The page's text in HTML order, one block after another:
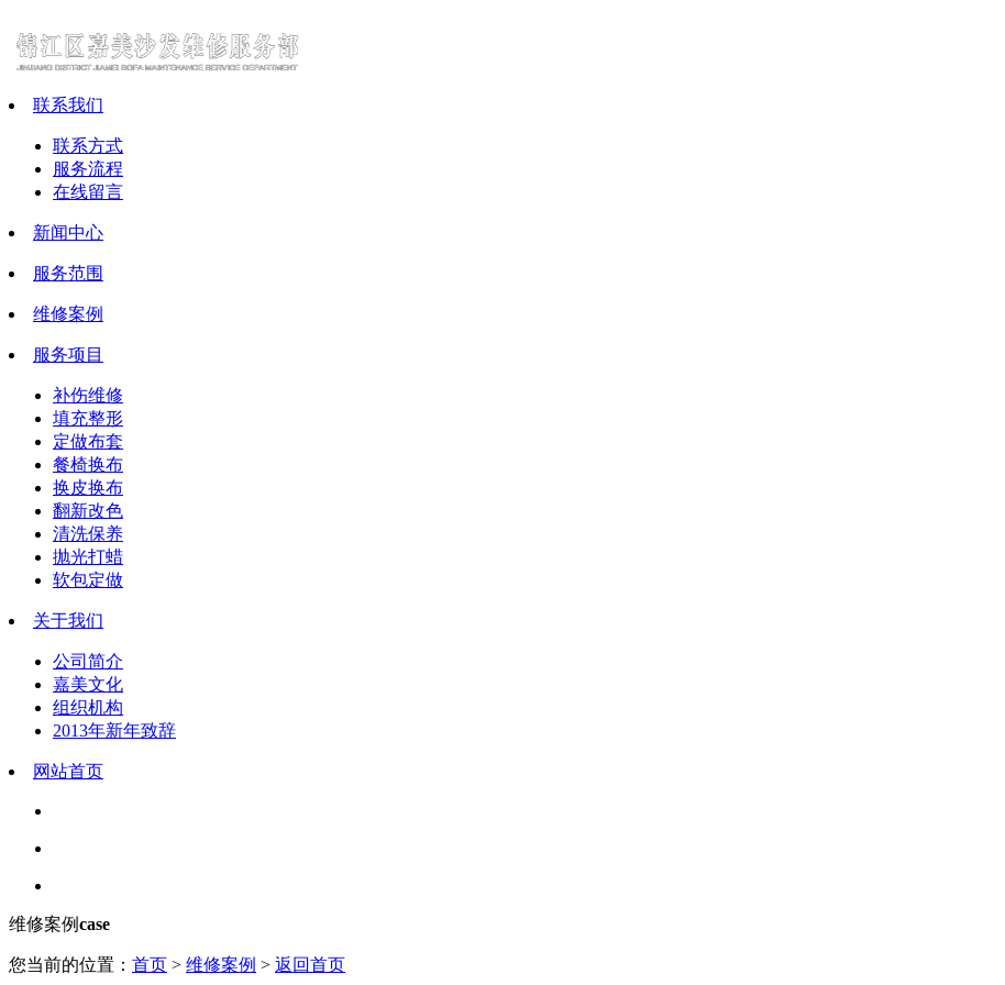
联系我们
联系方式
服务流程
在线留言
新闻中心
服务范围
维修案例
服务项目
补伤维修
填充整形
定做布套
餐椅换布
换皮换布
翻新改色
清洗保养
抛光打蜡
软包定做
关于我们
公司简介
嘉美文化
组织机构
2013年新年致辞
网站首页
维修案例case
您当前的位置： 首页 > 维修案例 > 返回首页